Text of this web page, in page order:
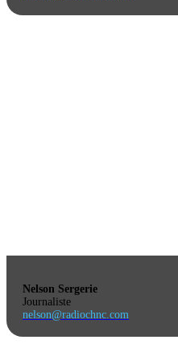
Nelson Sergerie
Journaliste
nelson@radiochnc.com